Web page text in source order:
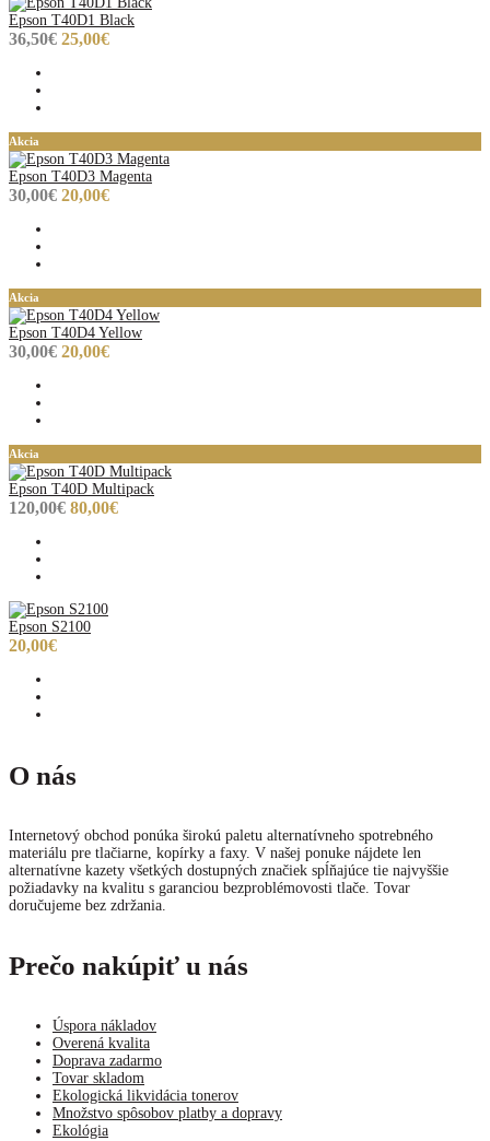
Epson T40D1 Black
36,50€ 25,00€
Akcia
Epson T40D3 Magenta
30,00€ 20,00€
Akcia
Epson T40D4 Yellow
30,00€ 20,00€
Akcia
Epson T40D Multipack
120,00€ 80,00€
Epson S2100
20,00€
O nás
Internetový obchod ponúka širokú paletu alternatívneho spotrebného
materiálu pre tlačiarne, kopírky a faxy. V našej ponuke nájdete len
alternatívne kazety všetkých dostupných značiek spĺňajúce tie najvyššie
požiadavky na kvalitu s garanciou bezproblémovosti tlače. Tovar
doručujeme bez zdržania.
Prečo nakúpiť u nás
Úspora nákladov
Overená kvalita
Doprava zadarmo
Tovar skladom
Ekologická likvidácia tonerov
Množstvo spôsobov platby a dopravy
Ekológia